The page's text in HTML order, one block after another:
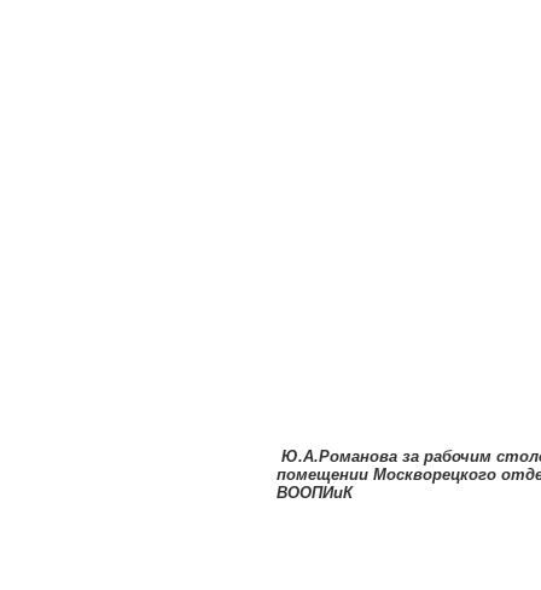
Ю.А.Романова за рабочим
помещении Москворецкого
ВООПИиК